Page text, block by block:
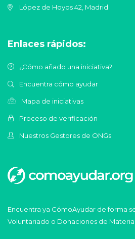
López de Hoyos 42, Madrid
Enlaces rápidos:
¿Cómo añado una iniciativa?
Encuentra cómo ayudar
Mapa de iniciativas
Proceso de verificación
Nuestros Gestores de ONGs
Encuentra ya CómoAyudar de forma
Voluntariado o Donaciones de